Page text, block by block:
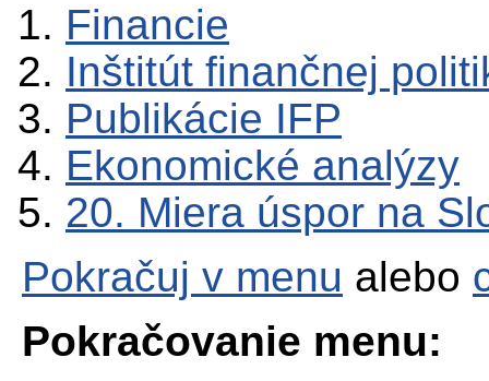
Financie
Inštitút finančnej
Publikácie IFP
Ekonomické analýzy
20. Miera úspor na
Pokračuj v menu alebo
Pokračovanie menu: